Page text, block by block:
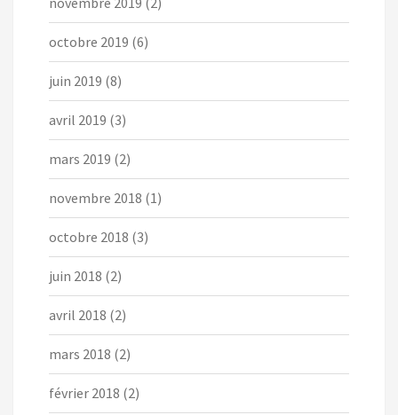
octobre 2019 (6)
juin 2019 (8)
avril 2019 (3)
mars 2019 (2)
novembre 2018 (1)
octobre 2018 (3)
juin 2018 (2)
avril 2018 (2)
mars 2018 (2)
février 2018 (2)